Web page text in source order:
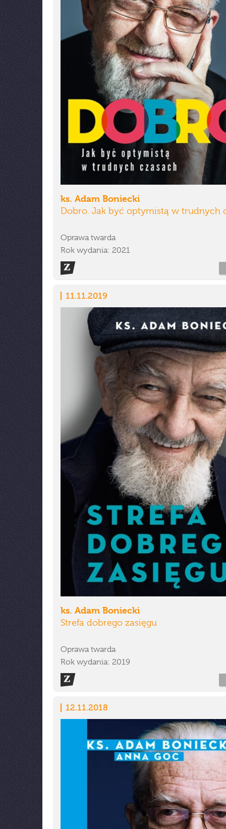
ks. Adam Boniecki
Dobro. Jak być optymistą w trudnych
Oprawa twarda
Rok wydania: 2021
11.11.2019
ks. Adam Boniecki
Strefa dobrego zasięgu
Oprawa twarda
Rok wydania: 2019
12.11.2018